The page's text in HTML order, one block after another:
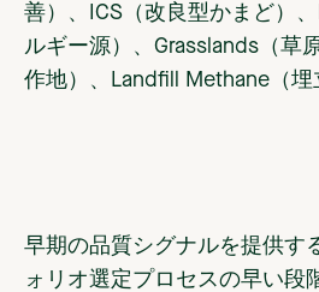
善）、ICS（改良型かまど）
ルギー源）、Grasslands（草
作地）、Landfill Methane（埋
早期の品質シグナルを提供す
ォリオ選定プロセスの早い段